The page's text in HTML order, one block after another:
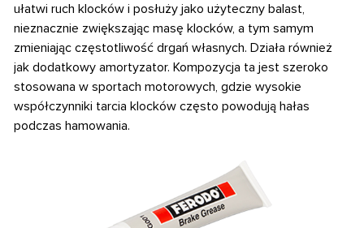
ułatwi ruch klocków i posłuży jako użyteczny balast,
nieznacznie zwiększając masę klocków, a tym samym
zmieniając częstotliwość drgań własnych. Działa również
jak dodatkowy amortyzator. Kompozycja ta jest szeroko
stosowana w sportach motorowych, gdzie wysokie
współczynniki tarcia klocków często powodują hałas
podczas hamowania.